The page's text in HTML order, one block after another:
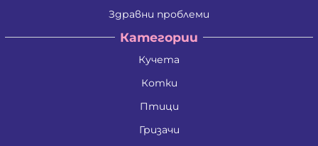
Здравни проблеми
Категории
Кучета
Котки
Птици
Гризачи